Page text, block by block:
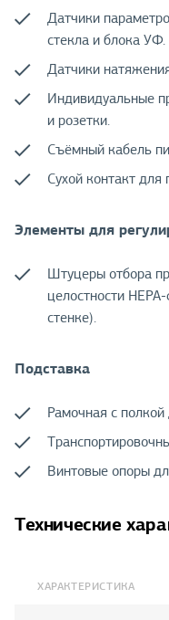
Датчики
стекла и блока УФ.
Датчики
Индивидуальные
и розетки.
Съёмный кабель
Сухой контакт
Элементы для
Штуцеры отбора
целостности
стенке).
Подставка
Рамочная с полкой
Винтовые опоры
Технические
ХАРАКТЕРИСТИКА